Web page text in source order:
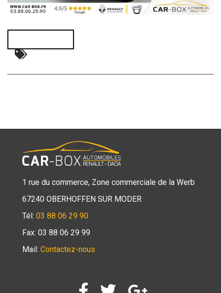
1 rue du commerce, Zone commerciale de la Werb
67240 OBERHOFFEN SUR MODER
Tél: 03 88 06 29 90
Fax: 03 88 06 29 99
Mail: Contactez-nous